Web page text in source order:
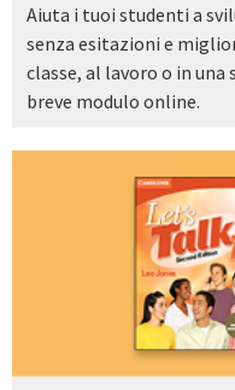
Aiuta i tuoi studenti a
senza esitazioni e
classe, al lavoro o in
breve modulo online.